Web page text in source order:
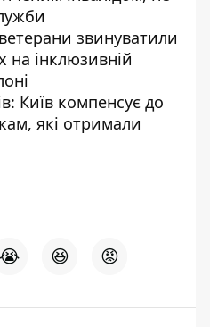
звинуватили
на інклюзивній
Київ компенсує до
які отримали
😭 😆 😡